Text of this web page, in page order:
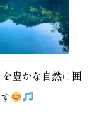
豊かな自然に囲